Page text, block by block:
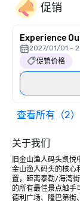
促销
Experience
2027/01/01 -
促销价格
查看所有（2）
关于我们
旧金山渔人码头凯
金山渔人码头的核心
置，距离泰勒/海湾
的所有最佳景点触手
德利广场、隆巴第街